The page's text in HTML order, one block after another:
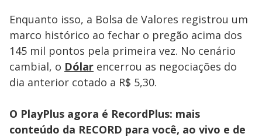
Enquanto isso, a Bolsa de Valores registrou um
marco histórico ao fechar o pregão acima dos
145 mil pontos pela primeira vez. No cenário
cambial, o Dólar encerrou as negociações do
dia anterior cotado a R$ 5,30.
O PlayPlus agora é RecordPlus: mais
conteúdo da RECORD para você, ao vivo e de